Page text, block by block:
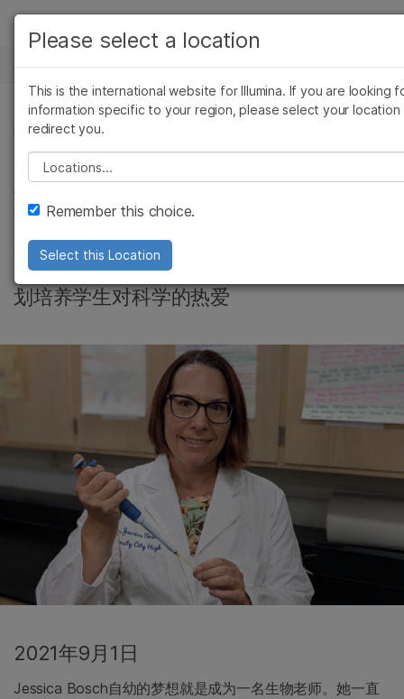
Skip to content
解决方案
学习
公司
支持
推荐内容链接
新闻中心
社区, 公司, 微生物基因组学
将先进实验室体验引
入高中课堂
Jessica Bosch通过Illumina基因组发现计
划培养学生对科学的热爱
2021年9月1日
Jessica Bosch自幼的梦想就是成为一名生物老师。她一直
查看更多相关内容。选择您感兴趣的领域:
癌症研究
微生物学
农业基因组学
复杂疾病
临床肿瘤学
遗传病和罕见病
Please select a location
This is the international website for Illumina. If you are looking
information specific to your region, please select your location
redirect you.
Please select a location
Remember this choice.
Select this Location